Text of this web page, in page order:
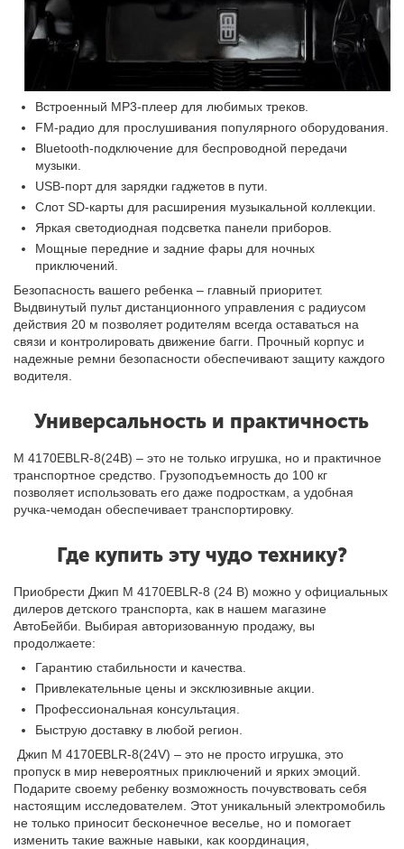
Встроенный MP3-плеер для любимых треков.
FM-радио для прослушивания популярного оборудования.
Bluetooth-подключение для беспроводной передачи
музыки.
USB-порт для зарядки гаджетов в пути.
Слот SD-карты для расширения музыкальной коллекции.
Яркая светодиодная подсветка панели приборов.
Мощные передние и задние фары для ночных
приключений.
Безопасность вашего ребенка – главный приоритет.
Выдвинутый пульт дистанционного управления с радиусом
действия 20 м позволяет родителям всегда оставаться на
связи и контролировать движение багги. Прочный корпус и
надежные ремни безопасности обеспечивают защиту каждого
водителя.
Универсальность и практичность
М 4170EBLR-8(24В) – это не только игрушка, но и практичное
транспортное средство. Грузоподъемность до 100 кг
позволяет использовать его даже подросткам, а удобная
ручка-чемодан обеспечивает транспортировку.
Где купить эту чудо технику?
Приобрести Джип M 4170EBLR-8 (24 В) можно у официальных
дилеров детского транспорта, как в нашем магазине
АвтоБейби. Выбирая авторизованную продажу, вы
продолжаете:
Гарантию стабильности и качества.
Привлекательные цены и эксклюзивные акции.
Профессиональная консультация.
Быструю доставку в любой регион.
Джип M 4170EBLR-8(24V) – это не просто игрушка, это
пропуск в мир невероятных приключений и ярких эмоций.
Подарите своему ребенку возможность почувствовать себя
настоящим исследователем. Этот уникальный электромобиль
не только приносит бесконечное веселье, но и помогает
изменить такие важные навыки, как координация,